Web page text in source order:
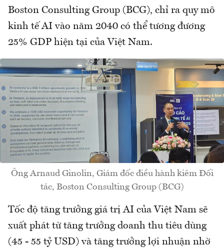
Boston Consulting Group (BCG), chỉ ra quy mô
kinh tế AI vào năm 2040 có thể tương đương
25% GDP hiện tại của Việt Nam.
Ông Arnaud Ginolin, Giám đốc điều hành kiêm Đối
tác, Boston Consulting Group (BCG)
Tốc độ tăng trưởng giá trị AI của Việt Nam sẽ
xuất phát từ tăng trưởng doanh thu tiêu dùng
(45 - 55 tỷ USD) và tăng trưởng lợi nhuận nhờ